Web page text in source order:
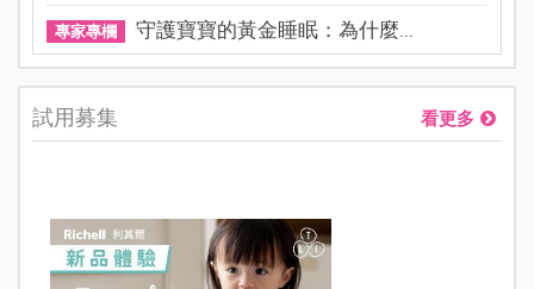
專家專欄 守護寶寶的黃金睡眠：為什麼...
試用募集 看更多